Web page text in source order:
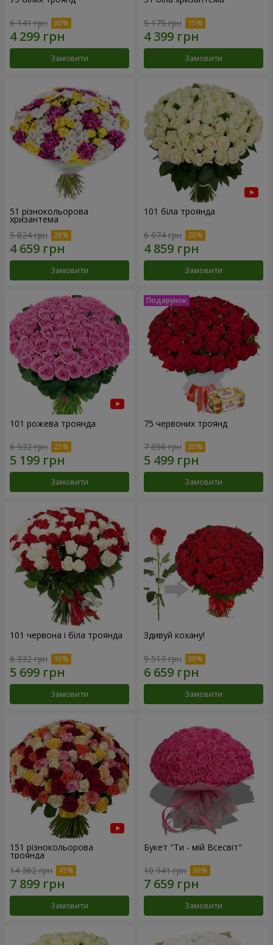
6 141 грн
Замовити
5 175 грн
Замовити
51 різнокольорова
хризантема
5 824 грн
Замовити
101 біла троянда
6 074 грн
Замовити
101 рожева троянда
6 932 грн
Замовити
75 червоних троянд
7 856 грн
Замовити
101 червона і біла троянда
6 332 грн
Замовити
Здивуй кохану!
9 513 грн
Замовити
151 різнокольорова
троянда
14 362 грн
Замовити
Букет "Ти - мій Всесвіт"
10 941 грн
Замовити